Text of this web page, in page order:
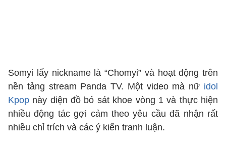
Somyi lấy nickname là “Chomyi” và hoạt động trên
nền tảng stream Panda TV. Một video mà nữ idol
Kpop này diện đồ bó sát khoe vòng 1 và thực hiện
nhiều động tác gợi cảm theo yêu cầu đã nhận rất
nhiều chỉ trích và các ý kiến tranh luận.